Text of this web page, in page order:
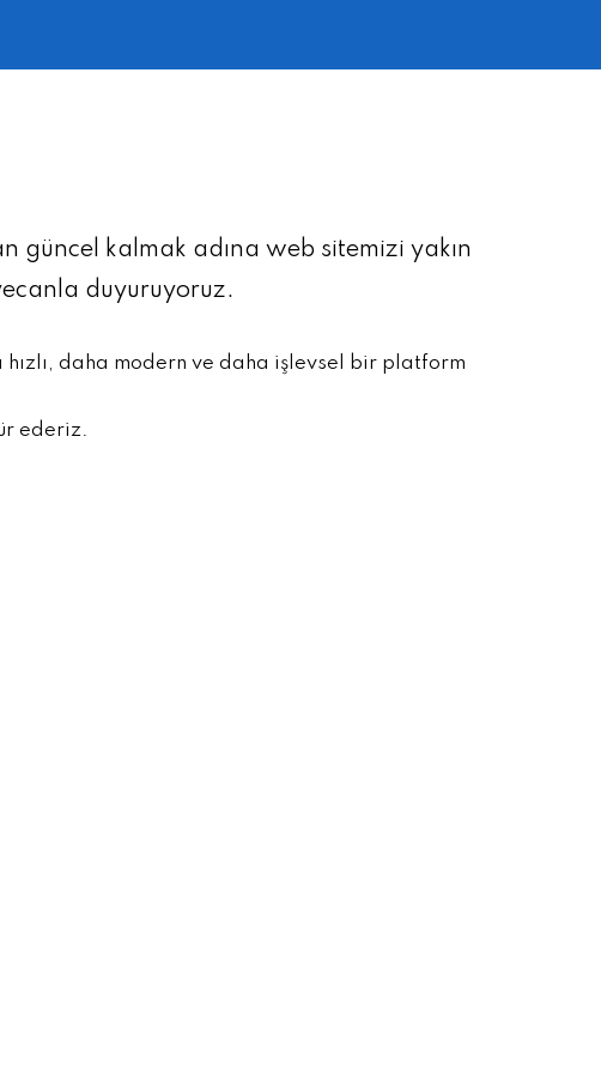
güncel kalmak adına web sitemizi yakın
duyuruyoruz.
daha modern ve daha işlevsel bir platform
ederiz.